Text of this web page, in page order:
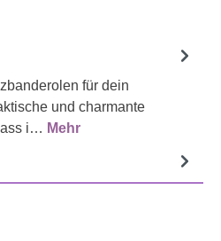
für dein
und charmante
i… Mehr